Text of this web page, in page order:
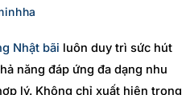
Nhật bãi luôn duy trì sức hút
năng đáp ứng đa dạng nhu
lý. Không chỉ xuất hiện trong